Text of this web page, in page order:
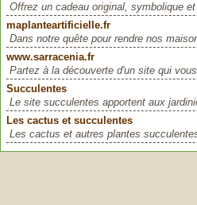
Offrez un cadeau original, symbolique
maplanteartificielle.fr
Dans notre quête pour rendre nos
www.sarracenia.fr
Partez à la découverte d'un site qui
Succulentes
Le site succulentes apportent aux
Les cactus et succulentes
Les cactus et autres plantes